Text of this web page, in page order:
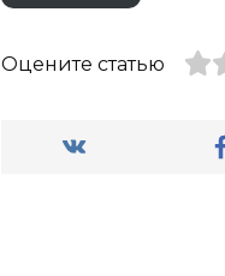
Оцените статью